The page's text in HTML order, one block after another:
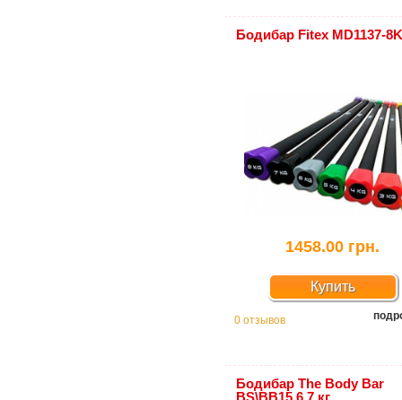
Бодибар Fitex MD1137-
1458.00 грн.
Купить
0 отзывов
Бодибар The Body Bar
BS\BB15 6,7 кг